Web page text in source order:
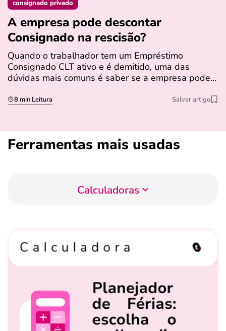
consignado privado
A empresa pode descontar
Consignado na rescisão​?
Quando o trabalhador tem um Empréstimo
Consignado CLT ativo e é demitido, uma das
dúvidas mais comuns é saber se a empresa pode…
8 min Leitura Salvar artigo
Ferramentas mais usadas
Calculadoras